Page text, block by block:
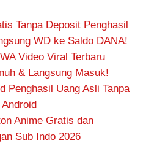
Tanpa Deposit Penghasil
WD ke Saldo DANA!
Video Viral Terbaru
& Langsung Masuk!
Penghasil Uang Asli Tanpa
Anime Gratis dan
Sub Indo 2026